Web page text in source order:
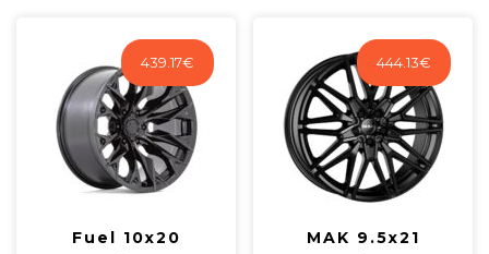
439.17€
Fuel 10x20
444.13€
MAK 9.5x21